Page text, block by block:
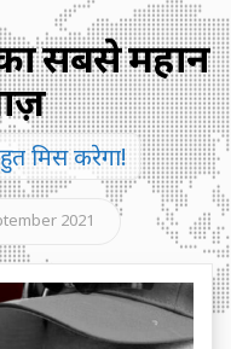
सबसे महान
मिस करेगा!
2021